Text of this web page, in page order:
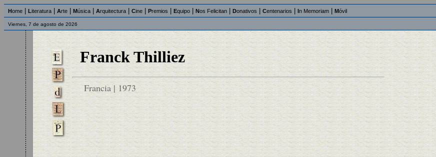
Home Literatura Arte Música Arquitectura Cine Premios Equipo Nos Felicitan Donativos Centenarios In Memoriam Móvil
Viernes, 7 de agosto de 2026
Franck Thilliez
Francia | 1973